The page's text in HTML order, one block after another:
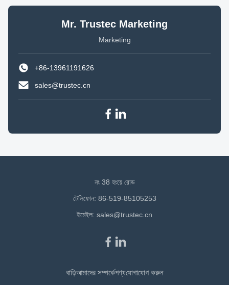
Mr. Trustec Marketing
Marketing
+86-13961191626
sales@trustec.cn
নং 38 হংয়ে রোড
টেলিফোন: 86-519-85105253
ইমেইল: sales@trustec.cn
বাড়িআমাদের সম্পর্কেপণ্যযোগাযোগ করুন